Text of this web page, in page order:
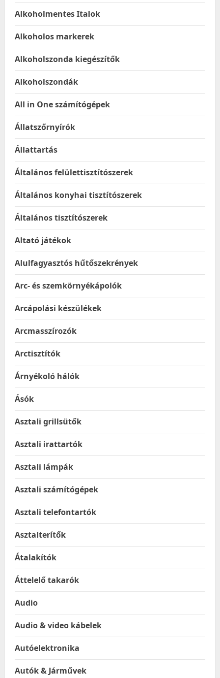
Alkoholmentes Italok
Alkoholos markerek
Alkoholszonda kiegészítők
Alkoholszondák
All in One számítógépek
Állatszőrnyírók
Állattartás
Általános felülettisztítószerek
Általános konyhai tisztítószerek
Általános tisztítószerek
Altató játékok
Alulfagyasztós hűtőszekrények
Arc- és szemkörnyékápolók
Arcápolási készülékek
Arcmasszírozók
Arctisztítók
Árnyékoló hálók
Ásók
Asztali grillsütők
Asztali irattartók
Asztali lámpák
Asztali számítógépek
Asztali telefontartók
Asztalterítők
Átalakítók
Áttelelő takarók
Audio
Audio & video kábelek
Autóelektronika
Autók & Járművek